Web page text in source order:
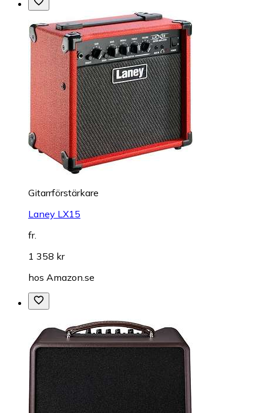
Gitarrförstärkare
Laney LX15
fr.
1 358 kr
hos Amazon.se